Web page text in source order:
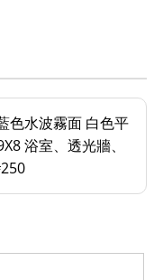
色水波霧面 白色平
浴室、透光牆、